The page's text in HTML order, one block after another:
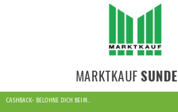
MARKTKAUF
CASHBACK- BELOHNE DICH BEIM…